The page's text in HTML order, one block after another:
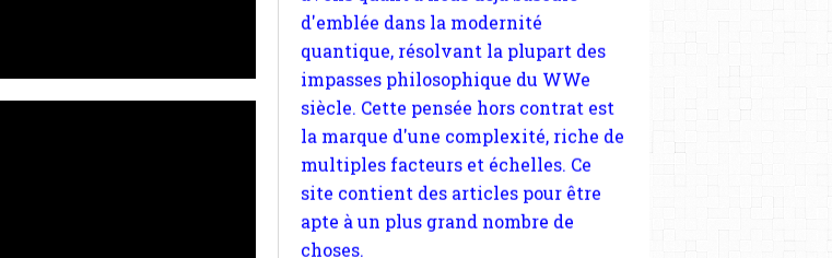
la marque d'une complexité, riche de
multiples facteurs et échelles. Ce
site contient des articles pour être
apte à un plus grand nombre de
choses.